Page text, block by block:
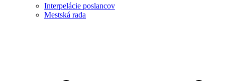
Interpelácie poslancov
Mestská rada